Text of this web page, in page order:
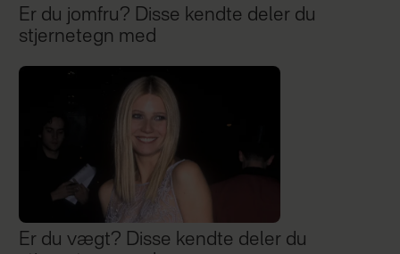
Er du jomfru? Disse kendte deler du
stjernetegn med
Er du vægt? Disse kendte deler du